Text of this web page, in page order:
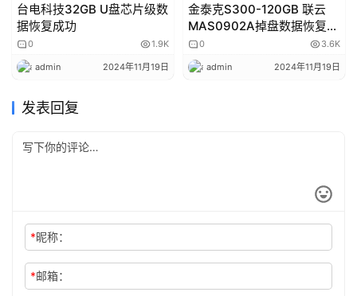
台电科技32GB U盘芯片级数
据恢复成功
0 1.9K
admin 2024年11月19日
金泰克S300-120GB 联云
MAS0902A掉盘数据恢复成
功0 3.6K
admin 2024年11月19日
发表回复
*昵称：
*邮箱：